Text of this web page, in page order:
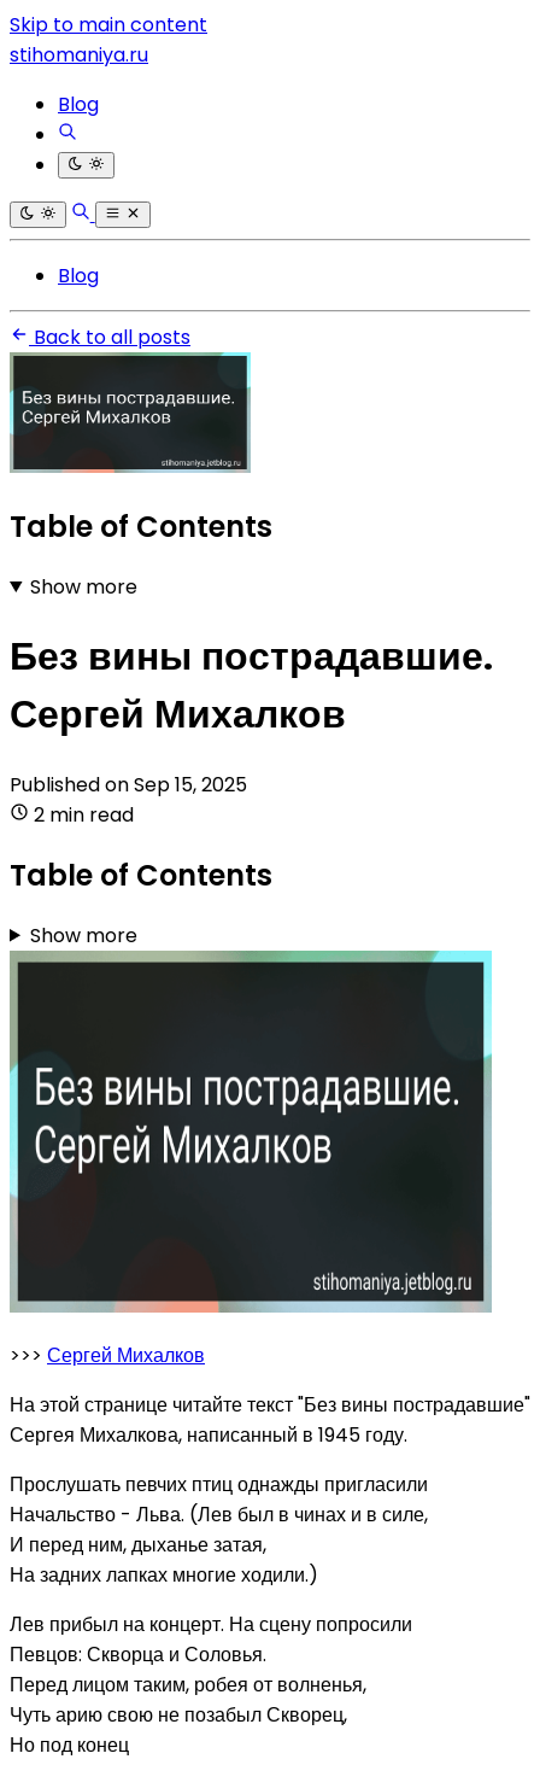
Skip to main content
stihomaniya.ru
Blog
Blog
Back to all posts
Table of Contents
Show more
Без вины пострадавшие.
Сергей Михалков
Published onSep 15, 2025
2 min read
Table of Contents
Show more
>>> Сергей Михалков
На этой странице читайте текст "Без вины пострадавшие"
Сергея Михалкова, написанный в 1945 году.
Прослушать певчих птиц однажды пригласили
Начальство - Льва. (Лев был в чинах и в силе,
И перед ним, дыханье затая,
На задних лапках многие ходили.)
Лев прибыл на концерт. На сцену попросили
Певцов: Скворца и Соловья.
Перед лицом таким, робея от волненья,
Чуть арию свою не позабыл Скворец,
Но под конец